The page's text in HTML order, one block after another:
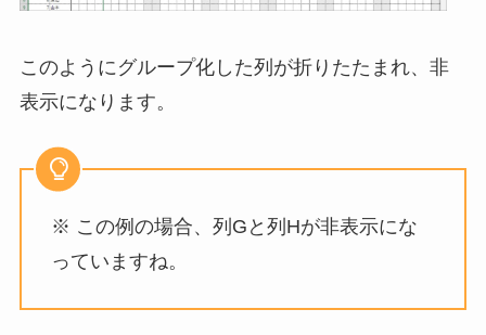
このようにグループ化した列が折りたたまれ、非
表示になります。
※ この例の場合、列Gと列Hが非表示にな
っていますね。